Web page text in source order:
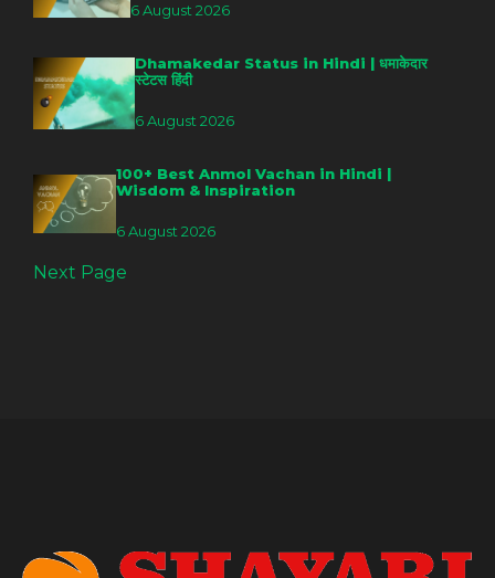
6 August 2026
Dhamakedar Status in Hindi | धमाकेदार
स्टेटस हिंदी
6 August 2026
100+ Best Anmol Vachan in Hindi |
Wisdom & Inspiration
6 August 2026
Next Page